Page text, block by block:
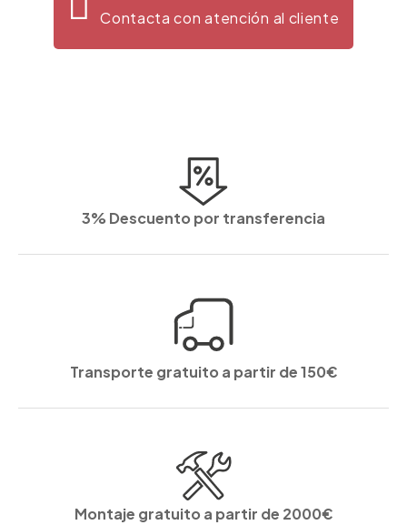
Contacta con atención al cliente
3% Descuento por transferencia
Transporte gratuito a partir de 150€
Montaje gratuito a partir de 2000€